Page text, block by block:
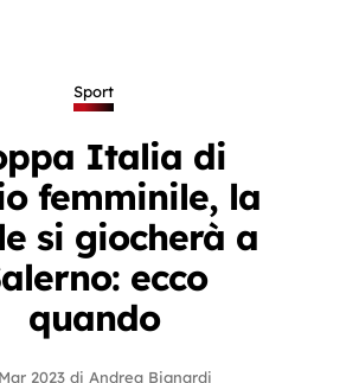
Sport
Italia di
femminile, la
si giocherà a
ecco
quando
2023 di Andrea Bignardi